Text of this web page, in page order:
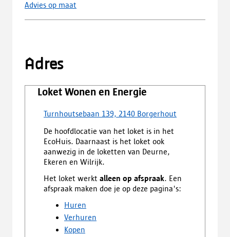
Advies op maat
Adres
Loket Wonen en Energie
Turnhoutsebaan 139, 2140 Borgerhout
De hoofdlocatie van het loket is in het
EcoHuis. Daarnaast is het loket ook
aanwezig in de loketten van Deurne,
Ekeren en Wilrijk.
Het loket werkt alleen op afspraak. Een
afspraak maken doe je op deze pagina's:
Huren
Verhuren
Kopen